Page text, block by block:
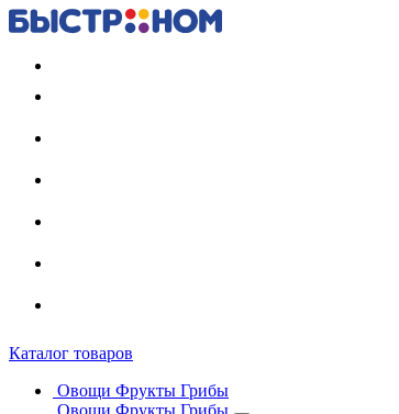
Каталог товаров
Овощи Фрукты Грибы
Овощи Фрукты Грибы